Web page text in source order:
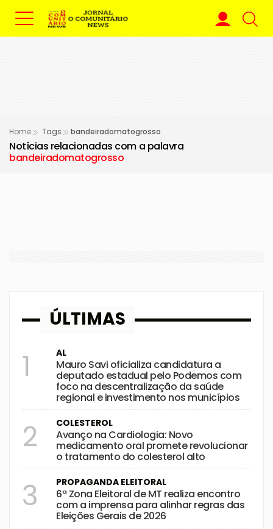
Home Tags bandeiradomatogrosso
Notícias relacionadas com a palavra
bandeiradomatogrosso
ÚLTIMAS
1 AL
Mauro Savi oficializa candidatura a
deputado estadual pelo Podemos com
foco na descentralização da saúde
regional e investimento nos municípios
2 COLESTEROL
Avanço na Cardiologia: Novo
medicamento oral promete revolucionar
o tratamento do colesterol alto
3 PROPAGANDA ELEITORAL
6ª Zona Eleitoral de MT realiza encontro
com a imprensa para alinhar regras das
Eleições Gerais de 2026